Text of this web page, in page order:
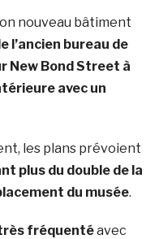
nouveau bâtiment
l’ancien bureau de
New Bond Street à
avec un
les plans prévoient
plus du double de la
du musée.
très fréquentéavec